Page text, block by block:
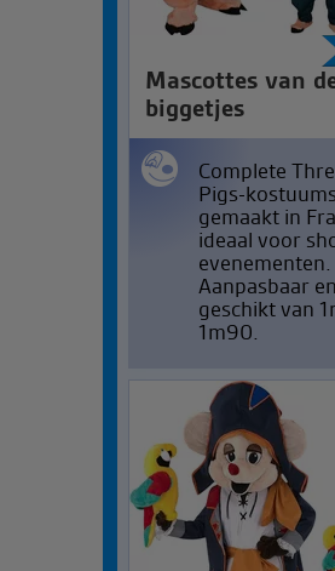
Mascottes van
biggetjes
Complete
Pigs-
gemaakt in
ideaal voor
evenementen.
Aanpasbaar en
geschikt van
1m90.